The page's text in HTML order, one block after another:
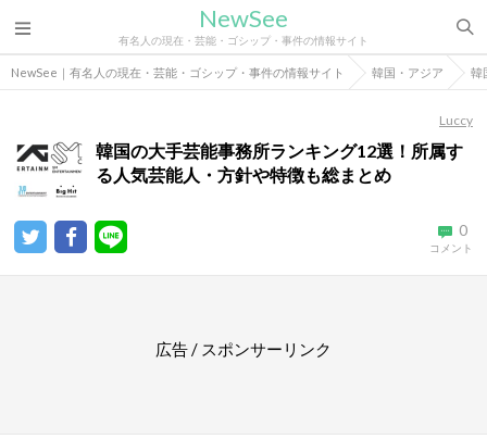
NewSee
有名人の現在・芸能・ゴシップ・事件の情報サイト
NewSee｜有名人の現在・芸能・ゴシップ・事件の情報サイト 韓国・アジア 韓
Luccy
韓国の大手芸能事務所ランキング12選！所属す
る人気芸能人・方針や特徴も総まとめ
0
コメント
広告 / スポンサーリンク